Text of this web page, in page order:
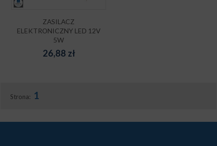
ZASILACZ
ELEKTRONICZNY LED 12V
5W
26,88 zł
Strona: 1